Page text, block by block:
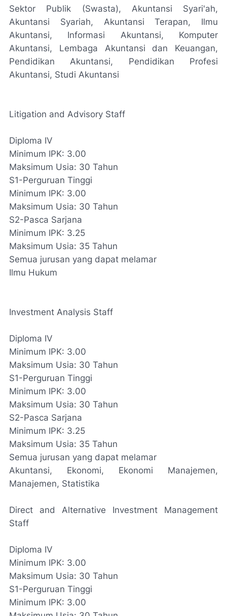
Sektor Publik (Swasta), Akuntansi Syari'ah,
Akuntansi Syariah, Akuntansi Terapan, Ilmu
Akuntansi, Informasi Akuntansi, Komputer
Akuntansi, Lembaga Akuntansi dan Keuangan,
Pendidikan Akuntansi, Pendidikan Profesi
Akuntansi, Studi Akuntansi
Litigation and Advisory Staff
Diploma IV
Minimum IPK: 3.00
Maksimum Usia: 30 Tahun
S1-Perguruan Tinggi
Minimum IPK: 3.00
Maksimum Usia: 30 Tahun
S2-Pasca Sarjana
Minimum IPK: 3.25
Maksimum Usia: 35 Tahun
Semua jurusan yang dapat melamar
Ilmu Hukum
Investment Analysis Staff
Diploma IV
Minimum IPK: 3.00
Maksimum Usia: 30 Tahun
S1-Perguruan Tinggi
Minimum IPK: 3.00
Maksimum Usia: 30 Tahun
S2-Pasca Sarjana
Minimum IPK: 3.25
Maksimum Usia: 35 Tahun
Semua jurusan yang dapat melamar
Akuntansi, Ekonomi, Ekonomi Manajemen,
Manajemen, Statistika
Direct and Alternative Investment Management
Staff
Diploma IV
Minimum IPK: 3.00
Maksimum Usia: 30 Tahun
S1-Perguruan Tinggi
Minimum IPK: 3.00